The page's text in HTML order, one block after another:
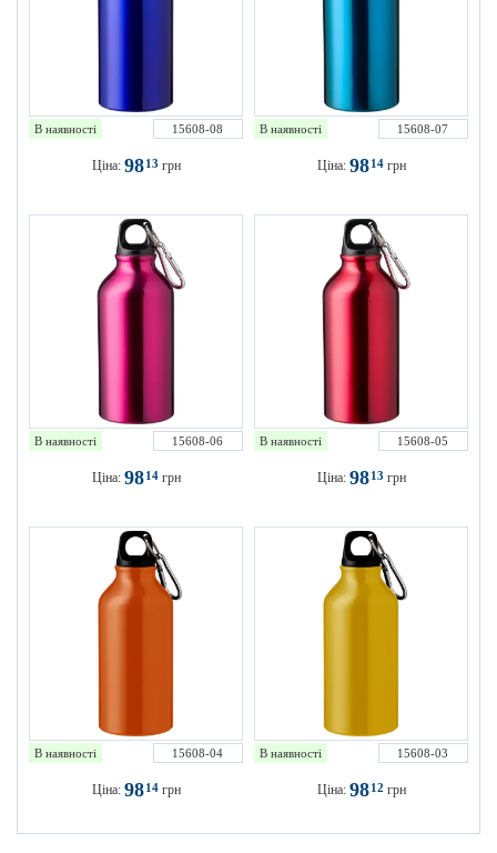
В наявності 15608-08
Ціна: 9813 грн
В наявності 15608-07
Ціна: 9814грн
В наявності 15608-06
Ціна: 9814грн
В наявності 15608-05
Ціна: 9813 грн
В наявності 15608-04
Ціна: 9814грн
В наявності 15608-03
Ціна: 9812 грн